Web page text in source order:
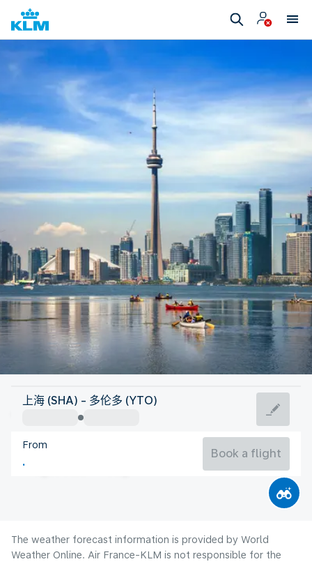
Canada
Toronto
Canada
上海 (SHA) - 多伦多 (YTO)
From
Book a flight
The weather forecast information is provided by World
Weather Online. Air France-KLM is not responsible for the